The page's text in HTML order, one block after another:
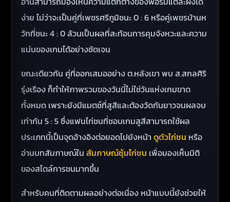
ง่าย ไม่ว่าจะเป็นคู่ที่เพชรศรีภูมิชนะ 0 : 6 หรือคู่เพชรบ้านห
วักที่ชนะ 4 : 0 ล้วนเป็นผลที่สะท้อนการคุมจังหวะและความ
แน่นของเกมได้อย่างชัดเจน
ขณะเดียวกัน คู่ที่ออกเสมออย่าง ต.หลังเขา พบ ส.สกลศิริ
รุ่งเรือง ก็ทำให้ภาพรวมของวันนี้ไม่ใช่วันแห่งเกมขาด
ทั้งหมด เพราะยังมีแมตช์ที่สูสีและต้องวัดกันยาวจนผลจบ
เท่ากัน 5 : 5 ซึ่งแฟนไก่ชนที่ชอบเกมสูสีสามารถใช้ผล
ประเภทนี้เป็นจุดอ้างอิงต่อยอดไปยังหน้า ดูตัวไก่ชน หรือ
อ่านบทสัมภาษณ์ใน สัมภาษณ์ซุ้มไก่ชน เพื่อมองเห็นมิติ
ของสไตล์การชนมากขึ้น
สำหรับคนที่ติดตามผลอย่างต่อเนื่อง หน้าแบบนี้ยังช่วยให้